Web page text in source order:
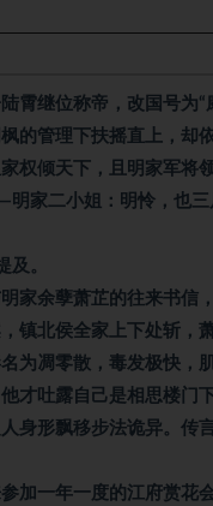
霄继位称帝，改国号为“
的管理下扶摇直上，却
权倾天下，且明家军将
家二小姐：明怜，也
及。
家余孽萧芷的往来书
镇北侯全家上下处斩，
为凋零散，毒发极快
才吐露自己是相思楼
身形飘移步法诡异。传
加一年一度的江府赏